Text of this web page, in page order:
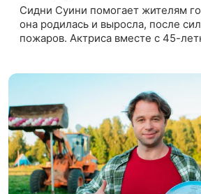
Сидни Суини помогает жителям
она родилась и выросла, после
пожаров. Актриса вместе с 45-